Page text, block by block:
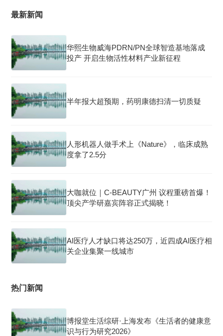
最新新闻
华熙生物威海PDRN/PN全球智造基地落成
投产 开启生物活性材料产业新征程
半年报大超预期，药明康德扫清一切质疑
人形机器人做手术上《Nature》，临床成熟
度拿了2.5分
大咖就位｜C-BEAUTY广州 议程重磅首爆！
顶尖产学研嘉宾阵容正式揭晓！
AI医疗人才缺口将达250万，近四成AI医疗相
关企业集聚一线城市
热门新闻
博报堂生活综研·上海发布《生活者的健康意
识与行为研究2026》